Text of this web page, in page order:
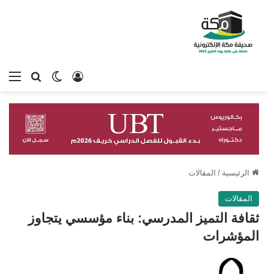
بحثالوضع
تسجيل الدخول
الرئيسية / المقالات
المقالات
ثقافة التميز المدرسي: بناء مؤسسي يتجاوز
المؤشرات